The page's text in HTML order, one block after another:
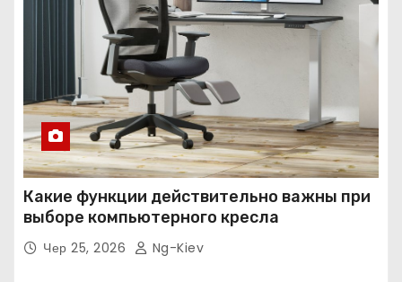
Какие функции действительно важны при
выборе компьютерного кресла
Чер 25, 2026 Ng-Kiev